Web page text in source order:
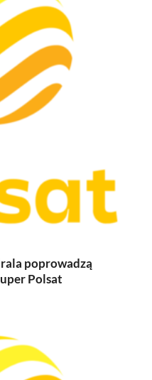
poprowadzą
Polsat